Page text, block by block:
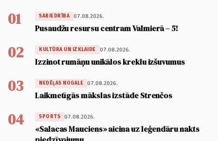
01 SABIEDRĪBA 07.08.2026.
Pusaudžu resursu centram Valmierā – 5!
02 KULTŪRA UN IZKLAIDE 07.08.2026.
Izzinot rumāņu unikālos kreklu izšuvumus
03 NEDĒĻAS NOGALE 07.08.2026.
Laikmetīgās mākslas izstāde Strenčos
04 SPORTS 07.08.2026.
«Salacas Mauciens» aicina uz leģendāru nakts